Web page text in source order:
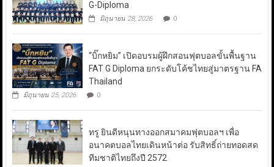
G-Diploma
มิถุนายน 28, 2026 0
“บิ๊กหยิม” เปิดอบรมผู้ฝึกสอนฟุตบอลขั้นพื้นฐาน
FAT G Diploma ยกระดับโค้ชไทยสู่มาตรฐาน FA
Thailand
มิถุนายน 25, 2026 0
ทรู ยินดีหนุนทางออกสมาคมฟุตบอลฯ เพื่อ
อนาคตบอลไทยเดินหน้าต่อ รับสิทธิ์ถ่ายทอดสด
ทีมชาติไทยถึงปี 2572